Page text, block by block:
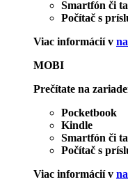
Smartfón či
Počítač s
Viac informácií v
MOBI
Prečítate na
Pocketbook
Kindle
Smartfón či
Počítač s
Viac informácií v